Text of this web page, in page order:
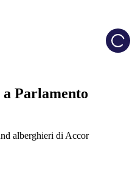
Parlamento
alberghieri di Accor